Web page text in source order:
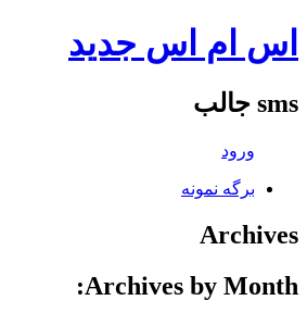
اس ام اس جدید
sms جالب
ورود
برگه نمونه
Archives
Archives by Month: